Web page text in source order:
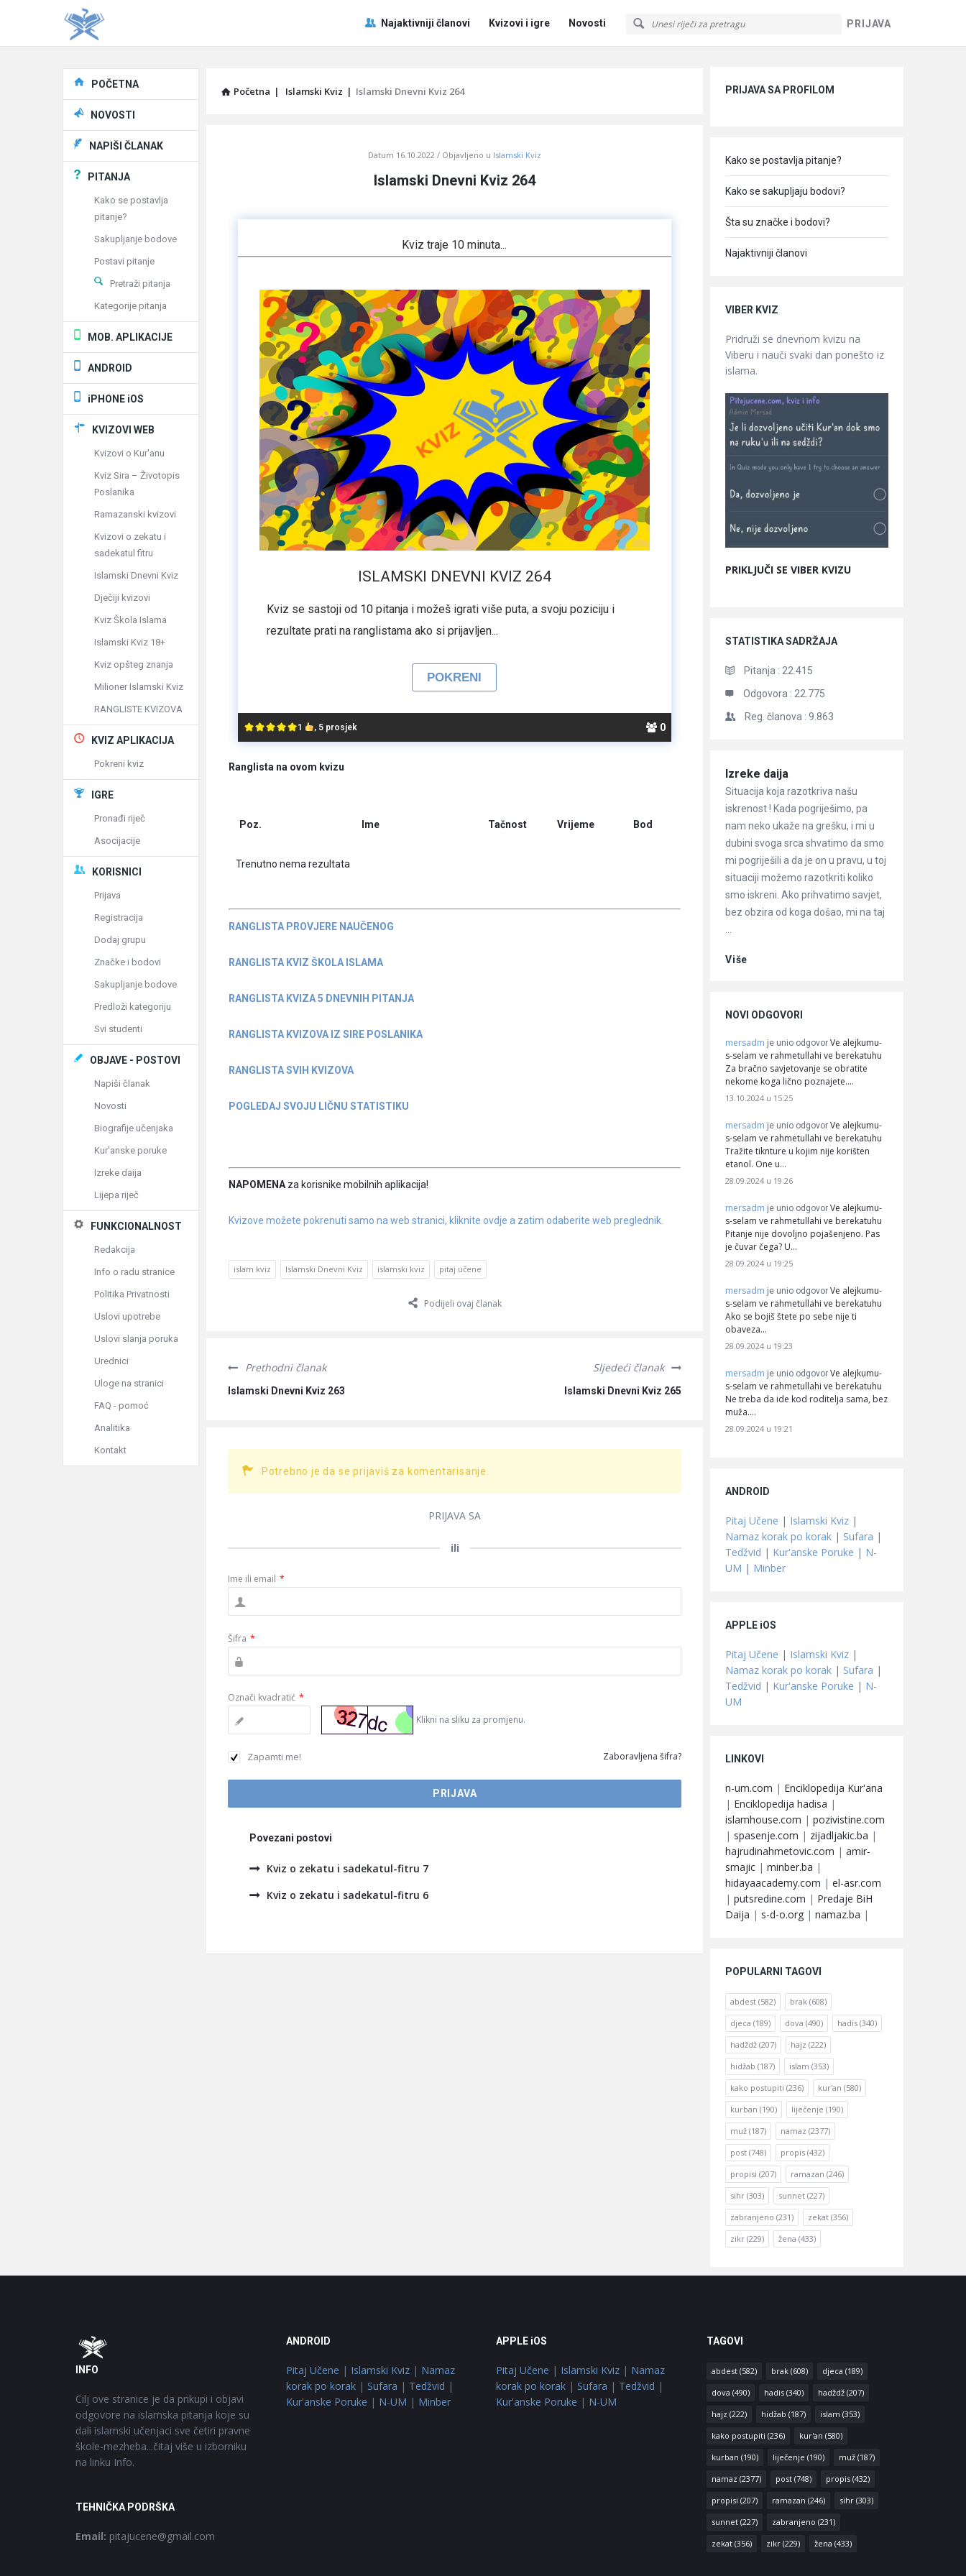
PRIJAVA
Pitaj
Učene
Navigacija
Najaktivniji članovi Kvizovi i igre Novosti
Početna | Islamski Kviz | Islamski Dnevni Kviz 264
Latest
Articles
Datum 16.10.2022 Objavljeno u Islamski Kviz
Islamski Dnevni Kviz 264
1 , 5 prosjek 0
Kviz traje 10 minuta...
ISLAMSKI DNEVNI KVIZ 264
Kviz se sastoji od 10 pitanja i možeš igrati više puta, a svoju poziciju i
rezultate prati na ranglistama ako si prijavljen...
Ranglista na ovom kvizu
Poz. Ime Tačnost Vrijeme Bod
Trenutno nema rezultata
RANGLISTA PROVJERE NAUČENOG
RANGLISTA KVIZ ŠKOLA ISLAMA
RANGLISTA KVIZA 5 DNEVNIH PITANJA
RANGLISTA KVIZOVA IZ SIRE POSLANIKA
RANGLISTA SVIH KVIZOVA
POGLEDAJ SVOJU LIČNU STATISTIKU
NAPOMENA za korisnike mobilnih aplikacija!
Kvizove možete pokrenuti samo na web stranici, kliknite ovdje a zatim odaberite web preglednik.
islam kviz Islamski Dnevni Kviz islamski kviz pitaj učene
Podijeli ovaj članak
Prethodni članak
Islamski Dnevni Kviz 263
Sljedeći članak
Islamski Dnevni Kviz 265
Potrebno je da se prijaviš za komentarisanje.
PRIJAVA SA
ili
Ime ili email *
Šifra *
Označi kvadratić *
Klikni na sliku za promjenu.
Zapamti me! Zaboravljena šifra?
Povezani postovi
Kviz o zekatu i sadekatul-fitru 7
Kviz o zekatu i sadekatul-fitru 6
PRIJAVA SA PROFILOM
Kako se postavlja pitanje?
Kako se sakupljaju bodovi?
Šta su značke i bodovi?
Najaktivniji članovi
VIBER KVIZ
Pridruži se dnevnom kvizu na
Viberu i nauči svaki dan ponešto iz
islama.
PRIKLJUČI SE VIBER KVIZU
STATISTIKA SADRŽAJA
Pitanja : 22.415
Odgovora : 22.775
Reg. članova : 9.863
Članci
Izreke daija
Situacija koja razotkriva našu
iskrenost ! Kada pogriješimo, pa
nam neko ukaže na grešku, i mi u
dubini svoga srca shvatimo da smo
mi pogriješili a da je on u pravu, u toj
situaciji možemo razotkriti koliko
smo iskreni. Ako prihvatimo savjet,
bez obzira od koga došao, mi na taj
Više
NOVI ODGOVORI
mersadm je unio odgovor Ve alejkumu-
s-selam ve rahmetullahi ve berekatuhu
Za bračno savjetovanje se obratite
nekome koga lično poznajete.…
13.10.2024 u 15:25
mersadm je unio odgovor Ve alejkumu-
s-selam ve rahmetullahi ve berekatuhu
Tražite tiknture u kojim nije korišten
etanol. One u…
28.09.2024 u 19:26
mersadm je unio odgovor Ve alejkumu-
s-selam ve rahmetullahi ve berekatuhu
Pitanje nije dovoljno pojašenjeno. Pas
je čuvar čega? U…
28.09.2024 u 19:25
mersadm je unio odgovor Ve alejkumu-
s-selam ve rahmetullahi ve berekatuhu
Ako se bojiš štete po sebe nije ti
obaveza…
28.09.2024 u 19:23
mersadm je unio odgovor Ve alejkumu-
s-selam ve rahmetullahi ve berekatuhu
Ne treba da ide kod roditelja sama, bez
muža.…
28.09.2024 u 19:21
ANDROID
Pitaj Učene | Islamski Kviz |
Namaz korak po korak | Sufara |
Tedžvid | Kur'anske Poruke | N-
UM | Minber
APPLE iOS
Pitaj Učene | Islamski Kviz |
Namaz korak po korak | Sufara |
Tedžvid | Kur'anske Poruke | N-
UM
LINKOVI
n-um.com | Enciklopedija Kur'ana
| Enciklopedija hadisa |
islamhouse.com | pozivistine.com
| spasenje.com | zijadljakic.ba |
hajrudinahmetovic.com | amir-
smajic | minber.ba |
hidayaacademy.com | el-asr.com
| putsredine.com | Predaje BiH
Daija | s-d-o.org | namaz.ba |
POPULARNI TAGOVI
abdest (582) brak (608)
djeca (189) dova (490) hadis (340)
hadždž (207) hajz (222)
hidžab (187) islam (353)
kako postupiti (236) kur'an (580)
kurban (190) liječenje (190)
muž (187) namaz (2377)
post (748) propis (432)
propisi (207) ramazan (246)
sihr (303) sunnet (227)
zabranjeno (231) zekat (356)
zikr (229) žena (433)
Explore
POČETNA
NOVOSTI
NAPIŠI ČLANAK
PITANJA
Kako se postavlja
pitanje?
Sakupljanje bodove
Postavi pitanje
Pretraži pitanja
Kategorije pitanja
MOB. APLIKACIJE
ANDROID
iPHONE iOS
KVIZOVI WEB
Kvizovi o Kur'anu
Kviz Sira – Životopis
Poslanika
Ramazanski kvizovi
Kvizovi o zekatu i
sadekatul fitru
Islamski Dnevni Kviz
Dječiji kvizovi
Kviz Škola Islama
Islamski Kviz 18+
Kviz opšteg znanja
Milioner Islamski Kviz
RANGLISTE KVIZOVA
KVIZ APLIKACIJA
Pokreni kviz
IGRE
Pronađi riječ
Asocijacije
KORISNICI
Prijava
Registracija
Dodaj grupu
Značke i bodovi
Sakupljanje bodove
Predloži kategoriju
Svi studenti
OBJAVE - POSTOVI
Napiši članak
Novosti
Biografije učenjaka
Kur'anske poruke
Izreke daija
Lijepa riječ
FUNKCIONALNOST
Redakcija
Info o radu stranice
Politika Privatnosti
Uslovi upotrebe
Uslovi slanja poruka
Urednici
Uloge na stranici
FAQ - pomoć
Analitika
Kontakt
Footer
INFO
Cilj ove stranice je da prikupi i objavi
odgovore na islamska pitanja koje su
dali islamski učenjaci sve četiri pravne
škole-mezheba...čitaj više u izborniku
na linku Info.
TEHNIČKA PODRŠKA
Email: pitajucene@gmail.com
ANDROID
Pitaj Učene | Islamski Kviz| Namaz
korak po korak| Sufara | Tedžvid |
Kur'anske Poruke | N-UM | Minber
APPLE iOS
Pitaj Učene | Islamski Kviz | Namaz
korak po korak | Sufara | Tedžvid |
Kur'anske Poruke | N-UM
TAGOVI
abdest(582) brak(608) djeca (189)
dova (490) hadis(340) hadždž(207)
hajz (222) hidžab (187) islam (353)
kako postupiti (236) kur'an (580)
kurban (190) liječenje (190) muž(187)
namaz (2377) post(748) propis(432)
propisi (207) ramazan (246) sihr(303)
sunnet(227) zabranjeno (231)
zekat(356) zikr(229) žena (433)